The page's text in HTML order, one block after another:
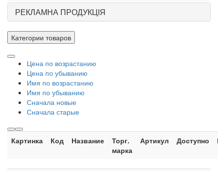
РЕКЛАМНА ПРОДУКЦІЯ
Категории товаров
Цена по возрастанию
Цена по убыванию
Имя по возрастанию
Имя по убыванию
Сначала новые
Сначала старые
Картинка Код Название
Торг.
марка
Артикул Доступно